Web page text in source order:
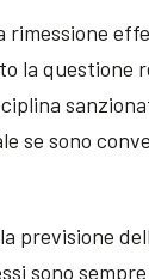
la questione
se sono
previsione
sono